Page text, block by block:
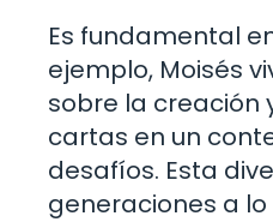
Es fundamental
ejemplo, Moisés
sobre la creación
cartas en un
desafíos. Esta
generaciones a